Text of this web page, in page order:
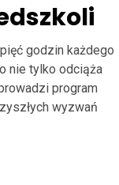
godzin każdego
nie tylko odciąża
program
wyzwań